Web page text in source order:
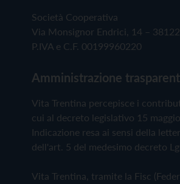
Società Cooperativa
Via Monsignor Endrici, 14 –
P.IVA e C.F. 00199960220
Amministrazione
Vita Trentina percepisce i
cui al decreto legislativo 15
Indicazione resa ai sensi della
dell'art. 5 del medesimo decreto
Vita Trentina, tramite la Fisc